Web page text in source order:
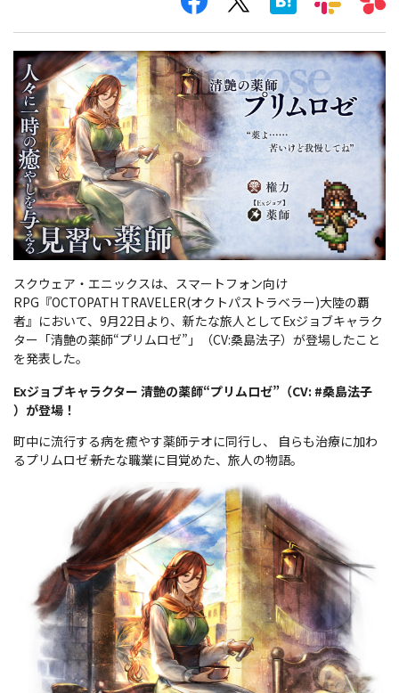
スクウェア・エニックスは、スマートフォン向け
RPG『OCTOPATH TRAVELER(オクトパストラベラー)大陸の覇
者』において、9月22日より、新たな旅人としてExジョブキャラク
ター「清艶の薬師“プリムロゼ”」（CV:桑島法子）が登場したこと
を発表した。
Exジョブキャラクター 清艶の薬師“プリムロゼ”（CV: #桑島法子
）が登場！
町中に流行する病を癒やす薬師テオに同行し、 自らも治療に加わ
るプリムロゼ―― 新たな職業に目覚めた、旅人の物語。